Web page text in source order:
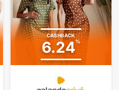
CASHBACK
6.24%